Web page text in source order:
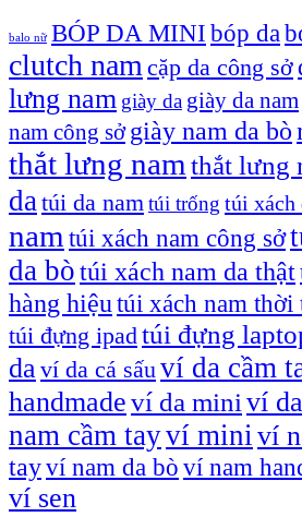
balo nữ BÓP DA MINI bóp da
clutch nam cặp da công sở
lưng nam giày da giày da nam
nam công sở giày nam da bò
thắt lưng nam thắt lưng
da túi da namtúi trống túi xách
nam túi xách nam công sở
da bòtúi xách nam da thật
hàng hiệu túi xách nam thời
túi đựng ipadtúi đựng
daví da cá sấu ví da cầm
handmadeví da mini ví
nam cầm tayví mini ví
tayví nam da bò ví nam
ví sen